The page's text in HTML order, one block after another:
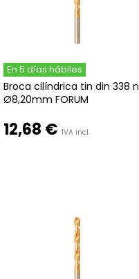
En 5 días hábiles
Broca cilíndrica tin din 338 n
Ø8,20mm FORUM
12,68 € IVA incl.